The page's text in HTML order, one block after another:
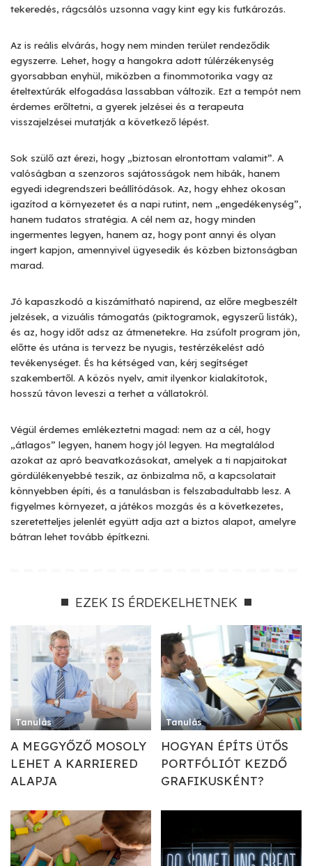
tekeredés, rágcsálós uzsonna vagy kint egy kis futkározás.
Az is reális elvárás, hogy nem minden terület rendeződik
egyszerre. Lehet, hogy a hangokra adott túlérzékenység
gyorsabban enyhül, miközben a finommotorika vagy az
ételtextúrák elfogadása lassabban változik. Ezt a tempót nem
érdemes erőltetni, a gyerek jelzései és a terapeuta
visszajelzései mutatják a következő lépést.
Sok szülő azt érezi, hogy „biztosan elrontottam valamit”. A
valóságban a szenzoros sajátosságok nem hibák, hanem
egyedi idegrendszeri beállítódások. Az, hogy ehhez okosan
igazítod a környezetet és a napi rutint, nem „engedékenység”,
hanem tudatos stratégia. A cél nem az, hogy minden
ingermentes legyen, hanem az, hogy pont annyi és olyan
ingert kapjon, amennyivel ügyesedik és közben biztonságban
marad.
Jó kapaszkodó a kiszámítható napirend, az előre megbeszélt
jelzések, a vizuális támogatás (piktogramok, egyszerű listák),
és az, hogy időt adsz az átmenetekre. Ha zsúfolt program jön,
előtte és utána is tervezz be nyugis, testérzékelést adó
tevékenységet. És ha kétséged van, kérj segítséget
szakembertől. A közös nyelv, amit ilyenkor kialakítotok,
hosszú távon leveszi a terhet a vállatokról.
Végül érdemes emlékeztetni magad: nem az a cél, hogy
„átlagos” legyen, hanem hogy jól legyen. Ha megtalálod
azokat az apró beavatkozásokat, amelyek a ti napjaitokat
gördülékenyebbé teszik, az önbizalma nő, a kapcsolatait
könnyebben építi, és a tanulásban is felszabadultabb lesz. A
figyelmes környezet, a játékos mozgás és a következetes,
szeretetteljes jelenlét együtt adja azt a biztos alapot, amelyre
bátran lehet tovább építkezni.
EZEK IS ÉRDEKELHETNEK
Tanulás
A MEGGYŐZŐ MOSOLY
LEHET A KARRIERED
ALAPJA
Tanulás
HOGYAN ÉPÍTS ÜTŐS
PORTFÓLIÓT KEZDŐ
GRAFIKUSKÉNT?